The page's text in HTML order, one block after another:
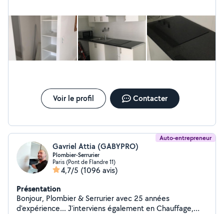
Voir le profil Contacter
Auto-entrepreneur
Gavriel Attia (GABYPRO)
Plombier-Serrurier
Paris (Pont de Flandre 11)
4,7/5 (1096 avis)
Présentation
Bonjour, Plombier & Serrurier avec 25 années
d'expérience... J'interviens également en Chauffage,